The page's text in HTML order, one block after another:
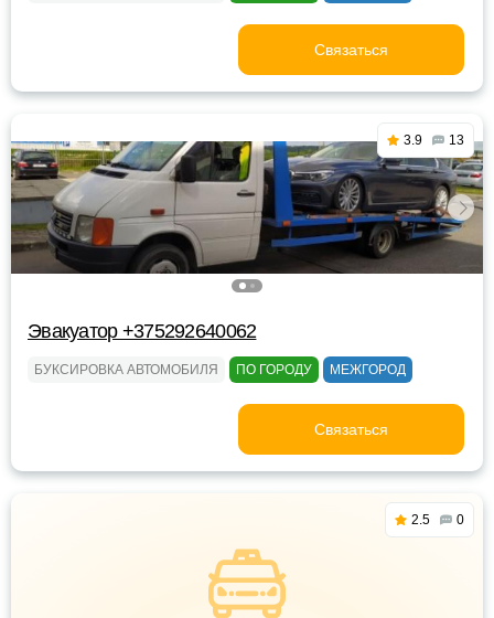
Связаться
3.9 13
Эвакуатор +375292640062
БУКСИРОВКА АВТОМОБИЛЯ ПО ГОРОДУ МЕЖГОРОД
Связаться
2.5 0